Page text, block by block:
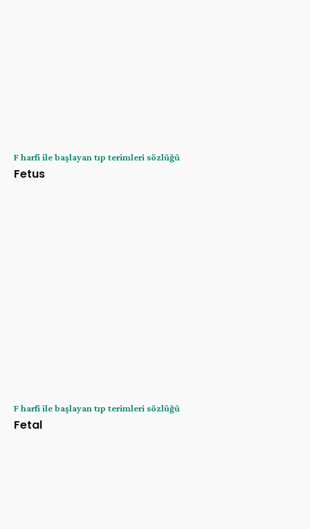
F harfi ile başlayan tıp terimleri sözlüğü
Fetus
F harfi ile başlayan tıp terimleri sözlüğü
Fetal